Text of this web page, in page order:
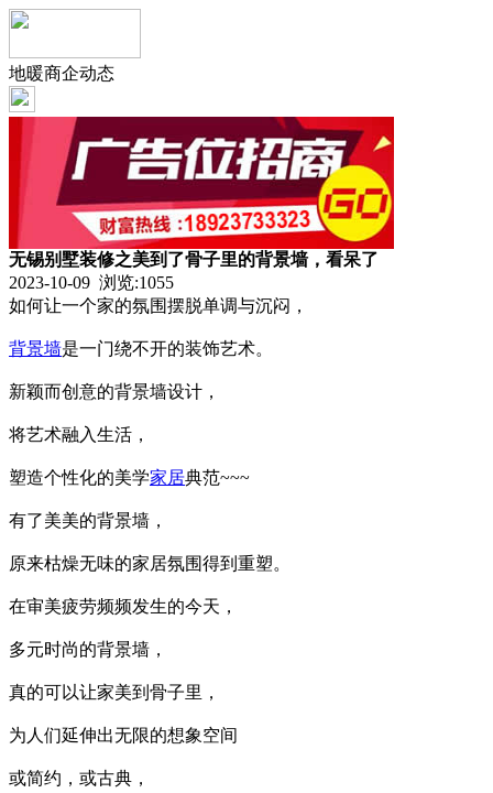
地暖商企动态
无锡别墅装修之美到了骨子里的背景墙，看呆了
2023-10-09 浏览:1055
如何让一个家的氛围摆脱单调与沉闷，
背景墙是一门绕不开的装饰艺术。
新颖而创意的背景墙设计，
将艺术融入生活，
塑造个性化的美学家居典范~~~
有了美美的背景墙，
原来枯燥无味的家居氛围得到重塑。
在审美疲劳频频发生的今天，
多元时尚的背景墙，
真的可以让家美到骨子里，
为人们延伸出无限的想象空间
或简约，或古典，